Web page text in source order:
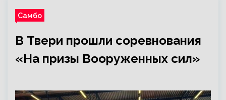
Самбо
В Твери прошли соревнования
«На призы Вооруженных сил»